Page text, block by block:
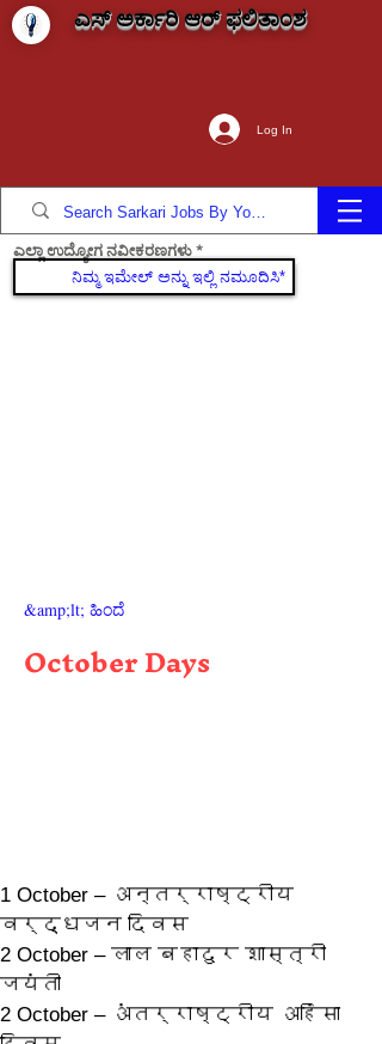
ಎಸ್ ಅರ್ಕಾರಿ ಆರ್ ಫಲಿತಾಂಶ
Log In
ಎಲ್ಲಾ ಉದ್ಯೋಗ ನವೀಕರಣಗಳು ಸೇರಿಕೊಳ್ಳಿ
&amp;lt; ಹಿಂದೆ
October Days
1 October – अन्तर्राष्ट्रीय
वर्द्धजन दिवस
2 October – लाल बहादुर शास्त्री
जयंती
2 October – अंतर्राष्ट्रीय अहिंसा